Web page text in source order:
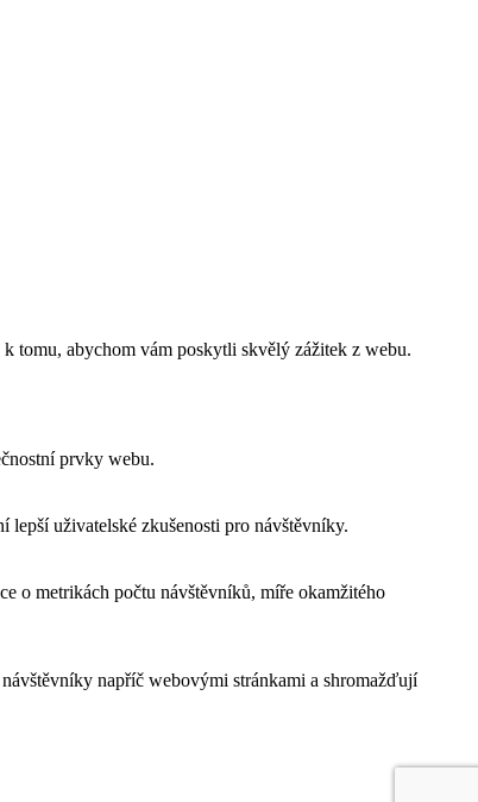
tomu, abychom vám poskytli skvělý zážitek z webu.
prvky webu.
uživatelské zkušenosti pro návštěvníky.
o metrikách počtu návštěvníků, míře okamžitého
napříč webovými stránkami a shromažďují